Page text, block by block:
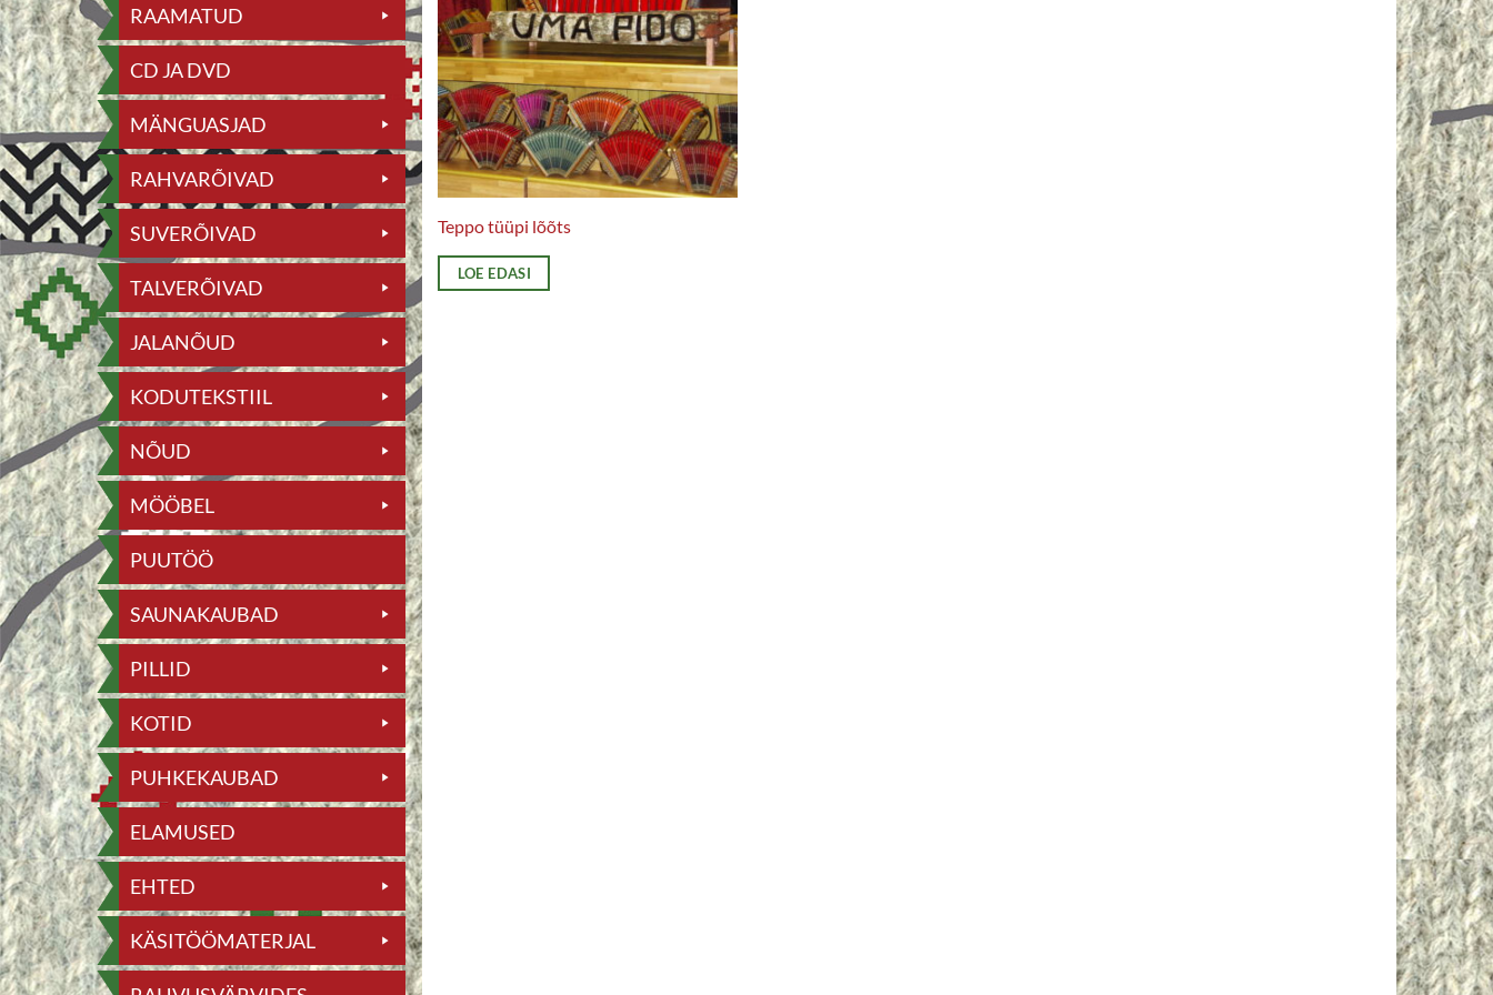
RAAMATUD
CD JA DVD
MÄNGUASJAD
RAHVARÕIVAD
SUVERÕIVAD
TALVERÕIVAD
JALANÕUD
KODUTEKSTIIL
NÕUD
MÖÖBEL
PUUTÖÖ
SAUNAKAUBAD
PILLID
KOTID
PUHKEKAUBAD
ELAMUSED
EHTED
KÄSITÖÖMATERJAL
Teppo tüüpi lõõts
LOE EDASI